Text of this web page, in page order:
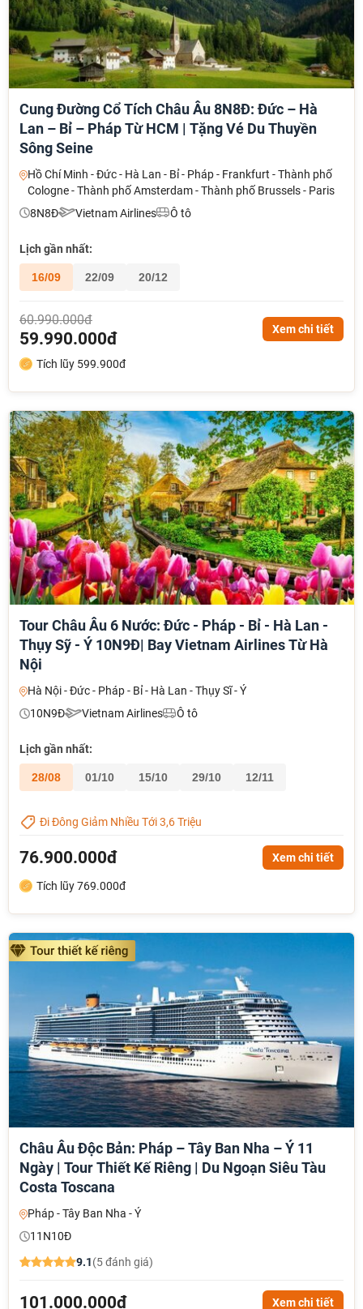
Cung Đường Cổ Tích Châu Âu 8N8Đ: Đức – Hà
Lan – Bỉ – Pháp Từ HCM | Tặng Vé Du Thuyền
Sông Seine
Hồ Chí Minh - Đức - Hà Lan - Bỉ - Pháp - Frankfurt - Thành phố
Cologne - Thành phố Amsterdam - Thành phố Brussels - Paris
8N8Đ
Vietnam Airlines Ô tô
Lịch gần nhất:
16/09 22/09 20/12
60.990.000đ
59.990.000đ Xem chi tiết
Tích lũy 599.900đ
Tour Châu Âu 6 Nước: Đức - Pháp - Bỉ - Hà Lan -
Thụy Sỹ - Ý 10N9Đ| Bay Vietnam Airlines Từ Hà
Nội
Hà Nội - Đức - Pháp - Bỉ - Hà Lan - Thụy Sĩ - Ý
10N9Đ
Vietnam Airlines Ô tô
Lịch gần nhất:
28/08 01/10 15/10 29/10 12/11
Đi Đông Giảm Nhiều Tới 3,6 Triệu
76.900.000đ Xem chi tiết
Tích lũy 769.000đ
Châu Âu Độc Bản: Pháp – Tây Ban Nha – Ý 11
Ngày | Tour Thiết Kế Riêng | Du Ngoạn Siêu Tàu
Costa Toscana
Pháp - Tây Ban Nha - Ý
11N10Đ
9.1(5 đánh giá)
101.000.000đ Xem chi tiết